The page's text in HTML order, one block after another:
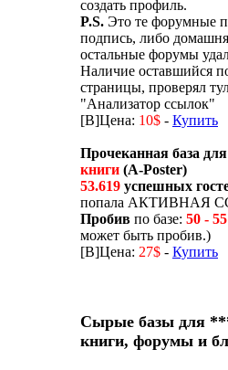
создать профиль.
P.S. Это те форумные
подпись, либо
остальные форумы
Наличие оставшийся
страницы, проверял
"Анализатор ссылок"
[B]Цена: 10$ - Купить
Прочеканная база
книги (A-Poster)
53.619 успешных
попала АКТИВНАЯ
Пробив по базе: 50 -
может быть пробив.)
[B]Цена: 27$ - Купить
Сырые базы для
книги, форумы и